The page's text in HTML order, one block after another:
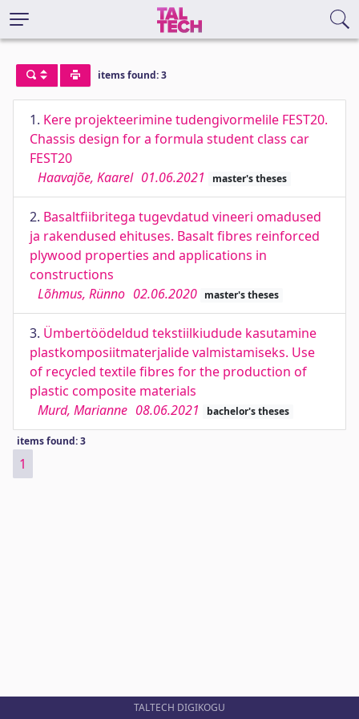
items found: 3
1. Kere projekteerimine tudengivormelile FEST20.
Chassis design for a formula student class car
FEST20
Haavajõe, Kaarel 01.06.2021 master's theses
2. Basaltfiibritega tugevdatud vineeri omadused
ja rakendused ehituses. Basalt fibres reinforced
plywood properties and applications in
constructions
Lõhmus, Rünno 02.06.2020 master's theses
3. Ümbertöödeldud tekstiilkiudude kasutamine
plastkomposiitmaterjalide valmistamiseks. Use
of recycled textile fibres for the production of
plastic composite materials
Murd, Marianne 08.06.2021 bachelor's theses
items found: 3
1
TALTECH DIGIKOGU